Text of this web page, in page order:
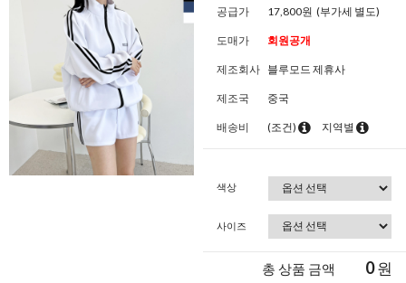
공급가 17,800원 (부가세 별도)
도매가 회원공개
제조회사 블루모드 제휴사
제조국 중국
배송비 (조건) 지역별
색상
사이즈
총 상품 금액 0원